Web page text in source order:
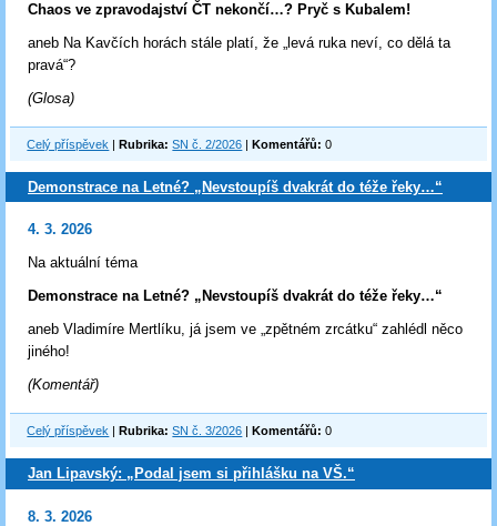
Chaos ve zpravodajství ČT nekončí…? Pryč s Kubalem!
aneb Na Kavčích horách stále platí, že „levá ruka neví, co dělá ta
pravá“?
(Glosa)
Celý příspěvek |Rubrika: SN č. 2/2026 |Komentářů: 0
Demonstrace na Letné? „Nevstoupíš dvakrát do téže řeky…“
4. 3. 2026
Na aktuální téma
Demonstrace na Letné? „Nevstoupíš dvakrát do téže řeky…“
aneb Vladimíre Mertlíku, já jsem ve „zpětném zrcátku“ zahlédl něco
jiného!
(Komentář)
Celý příspěvek |Rubrika: SN č. 3/2026 |Komentářů: 0
Jan Lipavský: „Podal jsem si přihlášku na VŠ.“
8. 3. 2026